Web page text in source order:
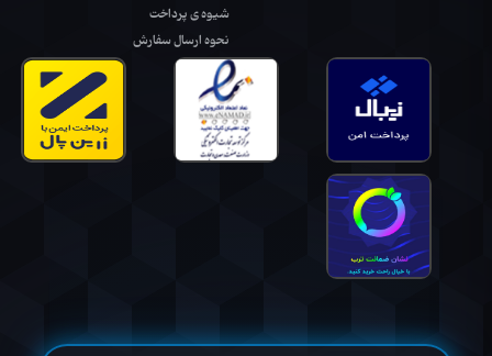
شیوه ی پرداخت
نحوه ارسال سفارش